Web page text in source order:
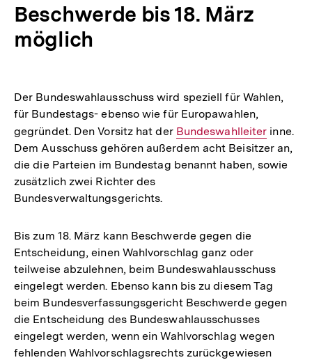
Beschwerde bis 18. März
möglich
Der Bundeswahlausschuss wird speziell für Wahlen,
für Bundestags- ebenso wie für Europawahlen,
gegründet. Den Vorsitz hat der Interner
Link:
Bundeswahlleiter inne.
Dem Ausschuss gehören außerdem acht Beisitzer an,
die die Parteien im Bundestag benannt haben, sowie
zusätzlich zwei Richter des
Bundesverwaltungsgerichts.
Bis zum 18. März kann Beschwerde gegen die
Entscheidung, einen Wahlvorschlag ganz oder
teilweise abzulehnen, beim Bundeswahlausschuss
eingelegt werden. Ebenso kann bis zu diesem Tag
beim Bundesverfassungsgericht Beschwerde gegen
die Entscheidung des Bundeswahlausschusses
eingelegt werden, wenn ein Wahlvorschlag wegen
fehlenden Wahlvorschlagsrechts zurückgewiesen